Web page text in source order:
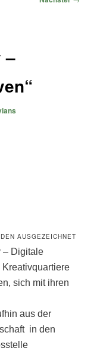
–
AUSGEZEICHNET
– Digitale
Kreativquartiere
sich mit ihren
aus der
in den